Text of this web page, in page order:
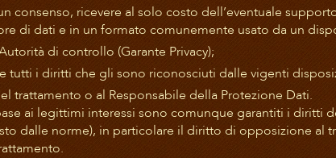
consenso, ricevere al solo costo dell’eventuale
di dati e in un formato comunemente usato da un
di controllo (Garante Privacy);
tutti i diritti che gli sono riconosciuti dalle vigenti
trattamento o al Responsabile della Protezione Dati.
ai legittimi interessi sono comunque garantiti i diritti
dalle norme), in particolare il diritto di opposizione al